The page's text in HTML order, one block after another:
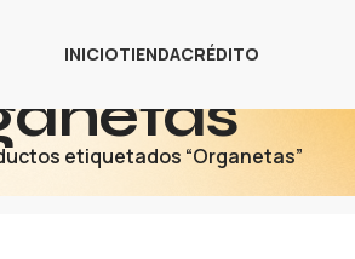
INICIOTIENDACRÉDITO
etiquetados “Organetas”